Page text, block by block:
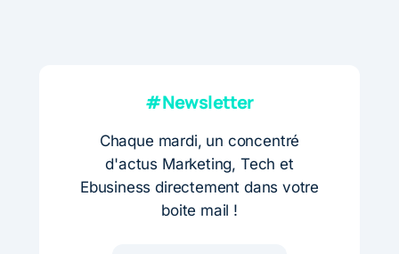
#Newsletter
Chaque mardi, un concentré
d'actus Marketing, Tech et
Ebusiness directement dans votre
boite mail !